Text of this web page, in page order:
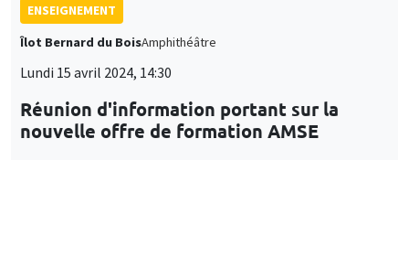
ENSEIGNEMENT
Îlot Bernard du BoisAmphithéâtre
Lundi 15 avril 2024, 14:30
Réunion d'information portant sur la
nouvelle offre de formation AMSE